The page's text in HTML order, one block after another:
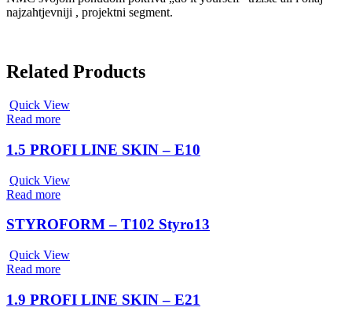
najzahtjevniji , projektni segment.
Related Products
Quick View
Read more
1.5 PROFI LINE SKIN – E10
Quick View
Read more
STYROFORM – T102 Styro13
Quick View
Read more
1.9 PROFI LINE SKIN – E21